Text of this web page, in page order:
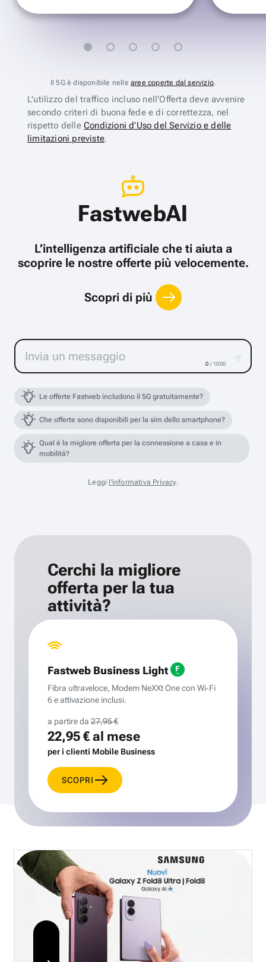
Il 5G è disponibile nelle aree coperte dal servizio.
L’utilizzo del traffico incluso nell’Offerta deve avvenire
secondo criteri di buona fede e di correttezza, nel
rispetto delle Condizioni d’Uso del Servizio e delle
limitazioni previste.
FastwebAI
L’intelligenza artificiale che ti aiuta a
scoprire le nostre offerte più velocemente.
Scopri di più
0 / 1000
Le offerte Fastweb includono il 5G gratuitamente?
Che offerte sono disponibili per la sim dello smartphone?
Qual è la migliore offerta per la connessione a casa e in
mobilità?
Leggi l'informativa Privacy.
Cerchi la migliore
offerta per la tua
attività?
Fastweb Business Light
Fibra ultraveloce, Modem NeXXt One con Wi‑Fi
6 e attivazione inclusi.
a partire da 27,95 €
22,95 €al mese
per i clienti Mobile Business
SCOPRI